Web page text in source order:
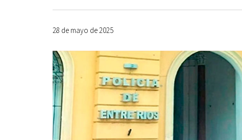
28 de mayo de 2025